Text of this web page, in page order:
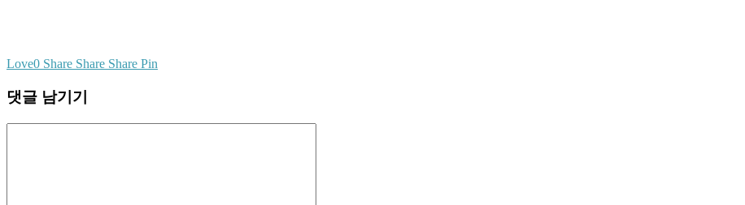
Love0 Share Share Share Pin
댓글 남기기